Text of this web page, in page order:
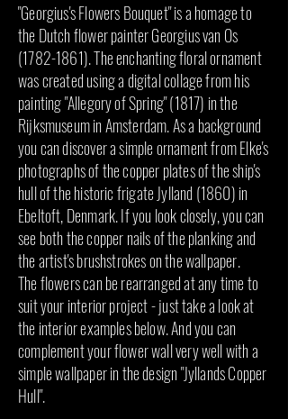
"Georgius's Flowers Bouquet" is a homage to
the Dutch flower painter Georgius van Os
(1782-1861). The enchanting floral ornament
was created using a digital collage from his
painting "Allegory of Spring" (1817) in the
Rijksmuseum in Amsterdam. As a background
you can discover a simple ornament from Elke's
photographs of the copper plates of the ship's
hull of the historic frigate Jylland (1860) in
Ebeltoft, Denmark. If you look closely, you can
see both the copper nails of the planking and
the artist's brushstrokes on the wallpaper.
The flowers can be rearranged at any time to
suit your interior project - just take a look at
the interior examples below. And you can
complement your flower wall very well with a
simple wallpaper in the design "Jyllands Copper
Hull".